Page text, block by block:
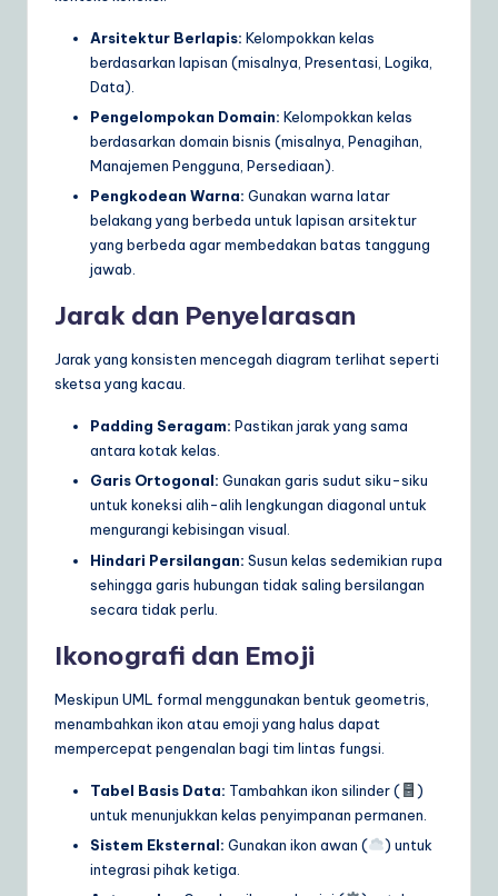
Arsitektur Berlapis: Kelompokkan kelas
berdasarkan lapisan (misalnya, Presentasi, Logika,
Data).
Pengelompokan Domain: Kelompokkan kelas
berdasarkan domain bisnis (misalnya, Penagihan,
Manajemen Pengguna, Persediaan).
Pengkodean Warna: Gunakan warna latar
belakang yang berbeda untuk lapisan arsitektur
yang berbeda agar membedakan batas tanggung
jawab.
Jarak dan Penyelarasan
Jarak yang konsisten mencegah diagram terlihat seperti
sketsa yang kacau.
Padding Seragam: Pastikan jarak yang sama
antara kotak kelas.
Garis Ortogonal: Gunakan garis sudut siku-siku
untuk koneksi alih-alih lengkungan diagonal untuk
mengurangi kebisingan visual.
Hindari Persilangan: Susun kelas sedemikian rupa
sehingga garis hubungan tidak saling bersilangan
secara tidak perlu.
Ikonografi dan Emoji
Meskipun UML formal menggunakan bentuk geometris,
menambahkan ikon atau emoji yang halus dapat
mempercepat pengenalan bagi tim lintas fungsi.
Tabel Basis Data: Tambahkan ikon silinder (
)
untuk menunjukkan kelas penyimpanan permanen.
Sistem Eksternal: Gunakan ikon awan (
) untuk
integrasi pihak ketiga.